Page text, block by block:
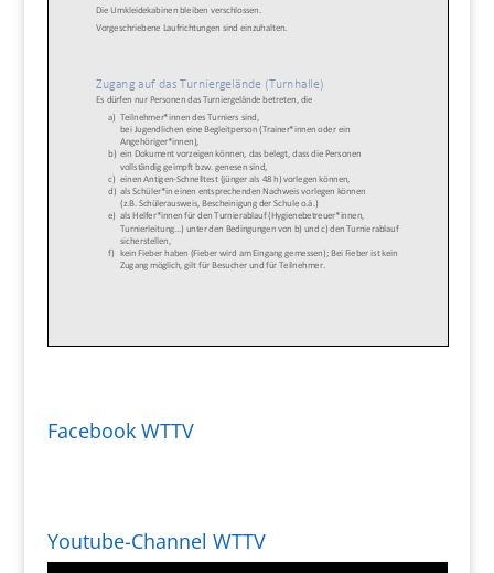
Facebook WTTV
Youtube-Channel WTTV